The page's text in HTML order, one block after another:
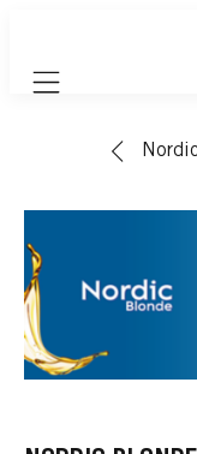
Mobile navigation